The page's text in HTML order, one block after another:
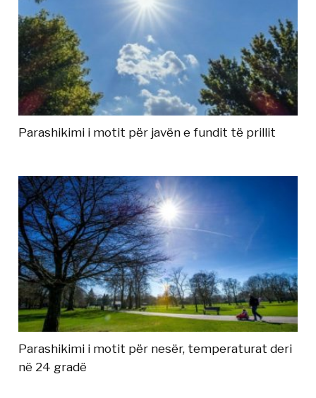
Parashikimi i motit për javën e fundit të prillit
Parashikimi i motit për nesër, temperaturat deri
në 24 gradë